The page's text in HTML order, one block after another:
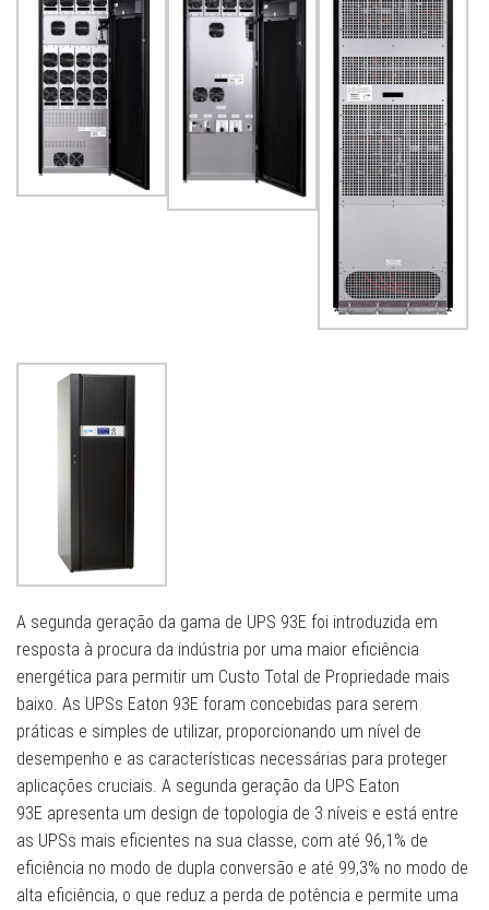
A segunda geração da gama de UPS 93E foi introduzida em
resposta à procura da indústria por uma maior eficiência
energética para permitir um Custo Total de Propriedade mais
baixo. As UPSs Eaton 93E foram concebidas para serem
práticas e simples de utilizar, proporcionando um nível de
desempenho e as características necessárias para proteger
aplicações cruciais. A segunda geração da UPS Eaton
93E apresenta um design de topologia de 3 níveis e está entre
as UPSs mais eficientes na sua classe, com até 96,1% de
eficiência no modo de dupla conversão e até 99,3% no modo de
alta eficiência, o que reduz a perda de potência e permite uma